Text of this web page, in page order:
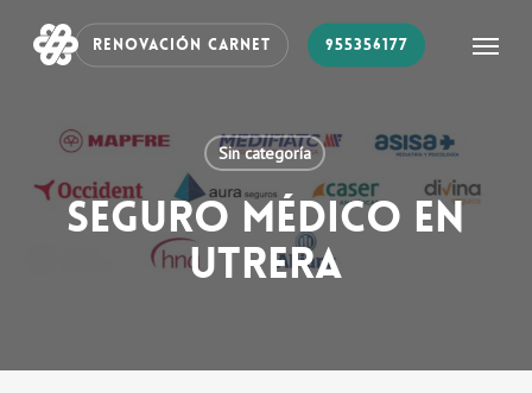
RENOVACIÓN CARNET 955356177
Sin categoría
Seguro médico en
Utrera